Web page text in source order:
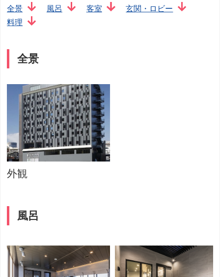
全景 風呂 客室
玄関・ロビー
料理
全景
外観
風呂